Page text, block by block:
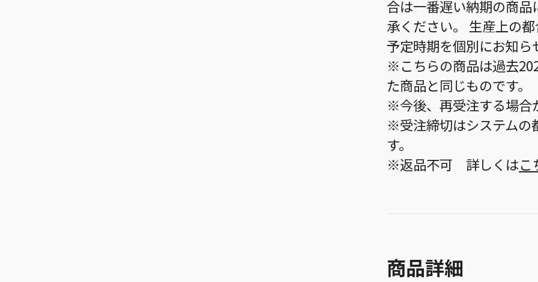
合は一番遅い納期の商
承ください。 生産上の
予定時期を個別にお知ら
※こちらの商品は過去
た商品と同じものです。
※今後、再受注する場合
※受注締切はシステムの
す。
※返品不可 詳しくはこ
商品詳細